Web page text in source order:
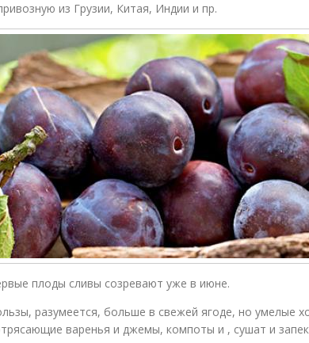
из Грузии, Китая, Индии и пр.
плоды сливы созревают уже в июне.
разумеется, больше в свежей ягоде, но умелые
варенья и джемы, компоты и , сушат и